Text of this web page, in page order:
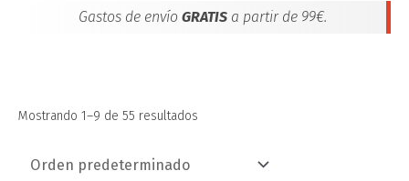
Gastos de envío GRATISa partir de 99€.
Mostrando 1–9 de 55 resultados